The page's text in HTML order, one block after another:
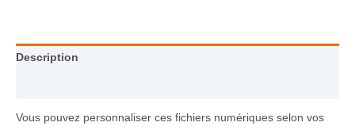
Description
Vous pouvez personnaliser ces fichiers numériques selon vos